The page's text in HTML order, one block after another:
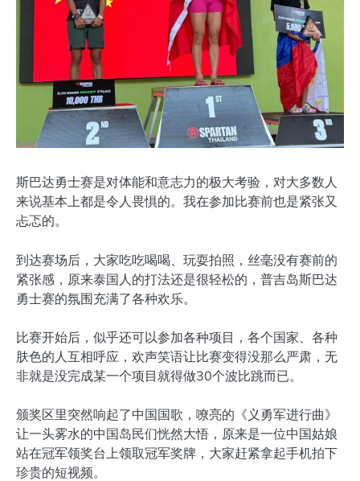
斯巴达勇士赛是对体能和意志力的极大考验，对大多数人
来说基本上都是令人畏惧的。我在参加比赛前也是紧张又
忐忑的。
到达赛场后，大家吃吃喝喝、玩耍拍照，丝毫没有赛前的
紧张感，原来泰国人的打法还是很轻松的，普吉岛斯巴达
勇士赛的氛围充满了各种欢乐。
比赛开始后，似乎还可以参加各种项目，各个国家、各种
肤色的人互相呼应，欢声笑语让比赛变得没那么严肃，无
非就是没完成某一个项目就得做30个波比跳而已。
颁奖区里突然响起了中国国歌，嘹亮的《义勇军进行曲》
让一头雾水的中国岛民们恍然大悟，原来是一位中国姑娘
站在冠军领奖台上领取冠军奖牌，大家赶紧拿起手机拍下
珍贵的短视频。